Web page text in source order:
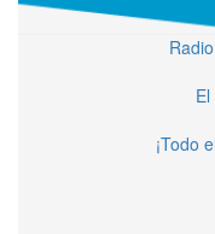
¡Todo